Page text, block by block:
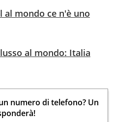
mondo ce n'è uno
al mondo: Italia
numero di telefono? Un